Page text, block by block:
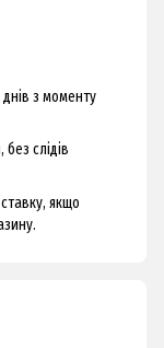
з моменту
слідів
якщо